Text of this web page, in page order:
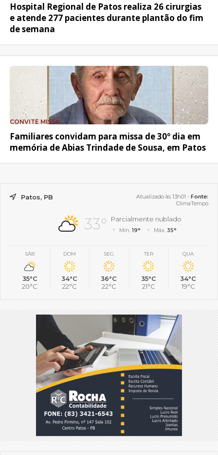
Hospital Regional de Patos realiza 26 cirurgias
e atende 277 pacientes durante plantão do fim
de semana
CONVITE MISSA
Familiares convidam para missa de 30º dia em
memória de Abias Trindade de Sousa, em Patos
Patos, PB Atualizado às 13h01 - Fonte:
ClimaTempo
33° Parcialmente nublado
Mín.19° Máx. 35°
SÁB
35°C
20°C
DOM
34°C
22°C
SEG
36°C
22°C
TER
35°C
21°C
QUA
34°C
19°C